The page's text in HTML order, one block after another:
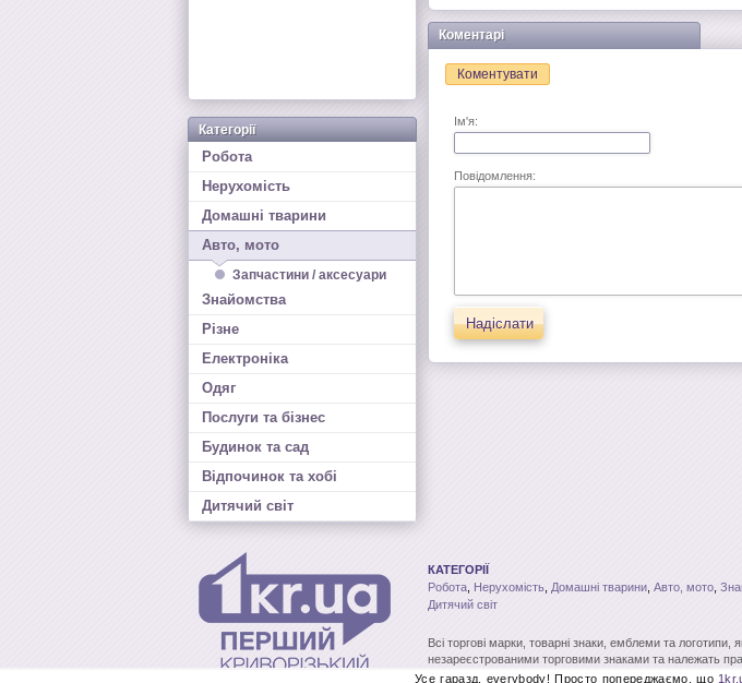
Категорії
Робота
Нерухомість
Домашні тварини
Авто, мото
Запчастини / аксесуари
Знайомства
Різне
Електроніка
Одяг
Послуги та бізнес
Будинок та сад
Відпочинок та хобі
Дитячий світ
Коментарі
Коментувати
Ім'я:
Повідомлення:
Надіслати
КАТЕГОРІЇ
Робота Нерухомість Домашні тварини Авто, мото
Дитячий світ
Всі торгові марки, товарні знаки, емблеми та
незареєстрованими торговими знаками та належать
без письмового на те дозволу. Повне чи часткове
Усе гаразд, everybody! Просто попереджаємо, що